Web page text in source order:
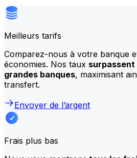
Meilleurs tarifs
Comparez-nous à votre banque
économies. Nos taux
grandes banques, maximisant
transfert.
Envoyer de l’argent
Frais plus bas